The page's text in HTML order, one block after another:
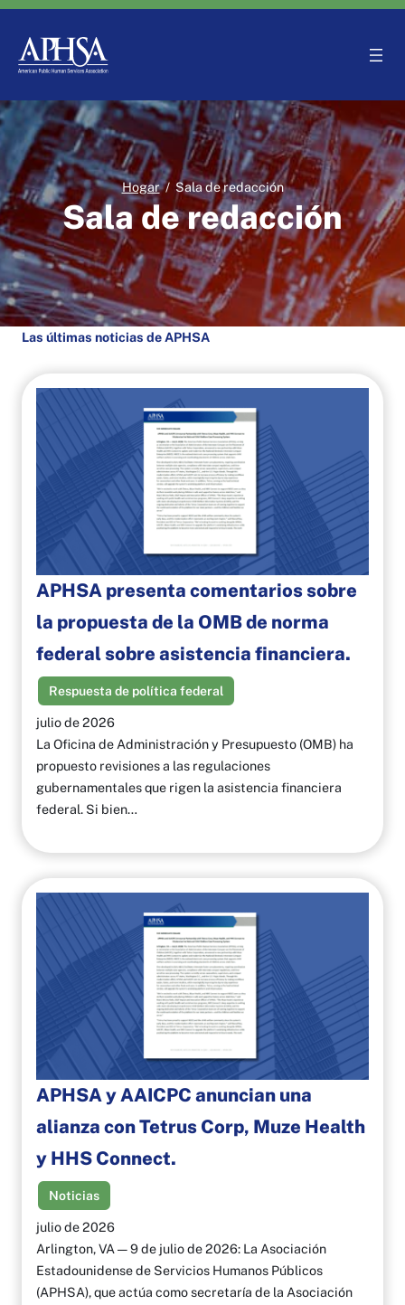
Saltar
contenido
Hogar/ Sala de redacción
Sala de redacción
Las últimas noticias de APHSA
APHSA presenta comentarios sobre
la propuesta de la OMB de norma
federal sobre asistencia financiera.
Respuesta de política federal
julio de 2026
La Oficina de Administración y Presupuesto (OMB) ha
propuesto revisiones a las regulaciones
gubernamentales que rigen la asistencia financiera
federal. Si bien…
APHSA y AAICPC anuncian una
alianza con Tetrus Corp, Muze Health
y HHS Connect.
Noticias
julio de 2026
Arlington, VA — 9 de julio de 2026: La Asociación
Estadounidense de Servicios Humanos Públicos
(APHSA), que actúa como secretaría de la Asociación